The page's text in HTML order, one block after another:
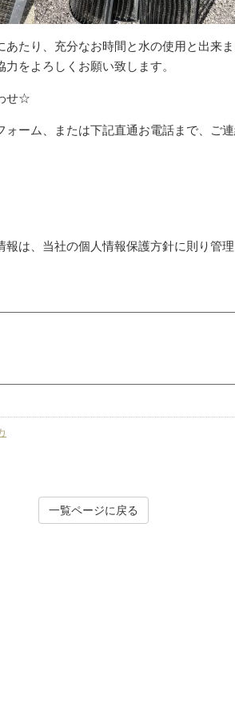
たり、充分なお時間と水の使用と出来
をよろしくお願い致します。
せ☆
ーム、または下記直通お電話まで、ご
は、当社の個人情報保護方針に則り管理
一覧ページに戻る